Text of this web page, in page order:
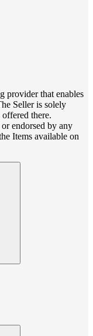
provider that enables
Seller is solely
there.
endorsed by any
Items available on